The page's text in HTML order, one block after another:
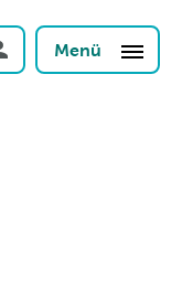
Menü